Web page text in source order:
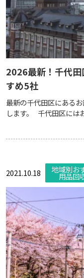
2026最新！千代
すめ5社
最新の千代田区にある
します。 千代田区には
2021.10.18 地域別お
用品回